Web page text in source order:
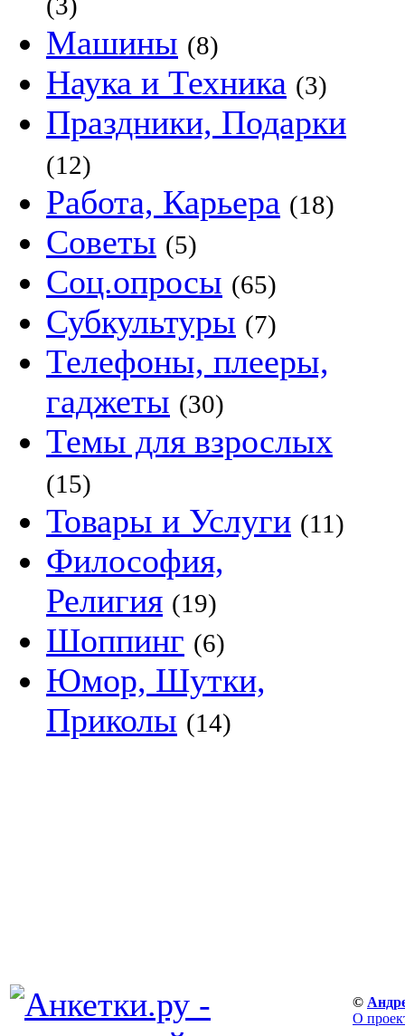
Машины (8)
Наука и Техника (3)
Праздники, Подарки
(12)
Работа, Карьера (18)
Советы (5)
Соц.опросы (65)
Субкультуры (7)
Телефоны, плееры,
гаджеты (30)
Темы для взрослых
(15)
Товары и Услуги (11)
Философия,
Религия (19)
Шоппинг (6)
Юмор, Шутки,
Приколы (14)
©
О